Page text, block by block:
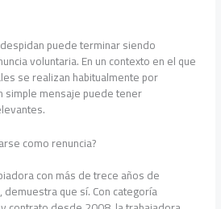
puede terminar siendo
voluntaria. En un contexto en el que
se realizan habitualmente por
simple mensaje puede tener
como renuncia?
con más de trece años de
que sí. Con categoría